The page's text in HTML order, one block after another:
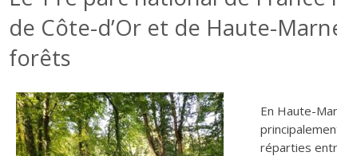
de Côte-d’Or et de Haute-
forêts
En Haute-
réparties